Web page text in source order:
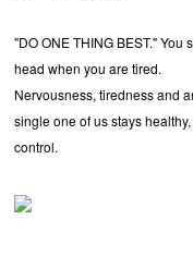
"DO ONE THING BEST."
head when you are tired.
Nervousness, tiredness and
single one of us stays
control.